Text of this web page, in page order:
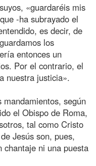
«guardaréis mis
-ha subrayado el
es decir, de
los
entonces un
Por el contrario, el
nuestra justicia».
mandamientos, según
el Obispo de Roma,
tal como Cristo
Jesús son, pues,
chantaje ni una puesta